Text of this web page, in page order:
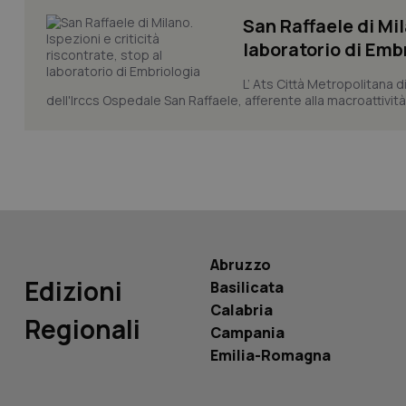
San Raffaele di
laboratorio di
L’ Ats Città Metropolitana
dell'Irccs Ospedale San Raffaele, afferente alla
Edizioni
Regionali
Abruzzo
Basilicata
Calabria
Campania
Emilia-Romagna
tracking-enable